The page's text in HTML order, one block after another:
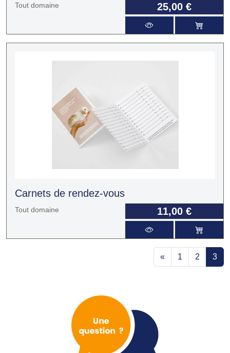
Tout domaine 25,00 €
Carnets de rendez-vous
Tout domaine 11,00 €
« 1 2 3